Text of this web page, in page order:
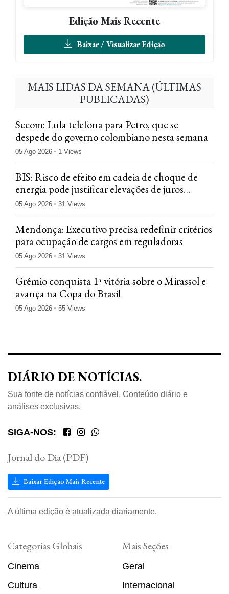
Edição Mais Recente
Baixar / Visualizar Edição
MAIS LIDAS DA SEMANA (ÚLTIMAS
PUBLICADAS)
Secom: Lula telefona para Petro, que se
despede do governo colombiano nesta semana
05 Ago 2026 1 Views
BIS: Risco de efeito em cadeia de choque de
energia pode justificar elevações de juros
rápidas
05 Ago 2026 31 Views
Mendonça: Executivo precisa redefinir critérios
para ocupação de cargos em reguladoras
05 Ago 2026 31 Views
Grêmio conquista 1ª vitória sobre o Mirassol e
avança na Copa do Brasil
05 Ago 2026 55 Views
DIÁRIO DE NOTÍCIAS.
Sua fonte de notícias confiável. Conteúdo diário e
análises exclusivas.
SIGA-NOS:
Jornal do Dia (PDF)
Baixar Edição Mais Recente
A última edição é atualizada diariamente.
Categorias Globais
Cinema
Cultura
Mais Seções
Geral
Internacional